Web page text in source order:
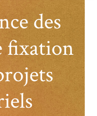
des
fixation